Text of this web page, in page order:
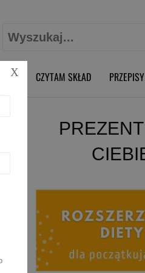
Szukaj:
RD CZYTAM SKŁAD PRZEPISY
X